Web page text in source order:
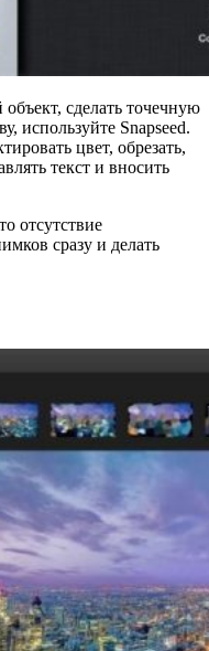
сделать точечную
используйте Snapseed.
цвет, обрезать,
текст и вносить
отсутствие
сразу и делать